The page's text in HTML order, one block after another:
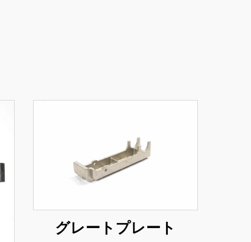
グレートプレート